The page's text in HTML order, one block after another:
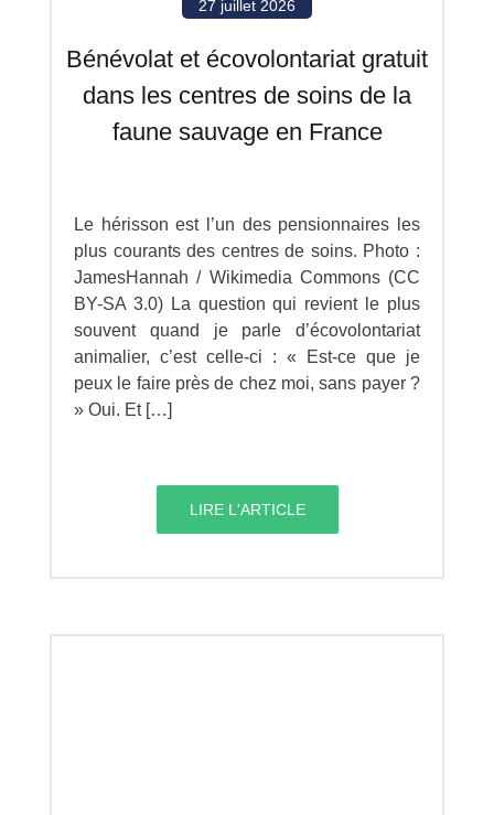
27 juillet 2026
Bénévolat et écovolontariat gratuit
dans les centres de soins de la
faune sauvage en France
Le hérisson est l’un des pensionnaires les
plus courants des centres de soins. Photo :
JamesHannah / Wikimedia Commons (CC
BY-SA 3.0) La question qui revient le plus
souvent quand je parle d’écovolontariat
animalier, c’est celle-ci : « Est-ce que je
peux le faire près de chez moi, sans payer ?
» Oui. Et […]
LIRE L'ARTICLE